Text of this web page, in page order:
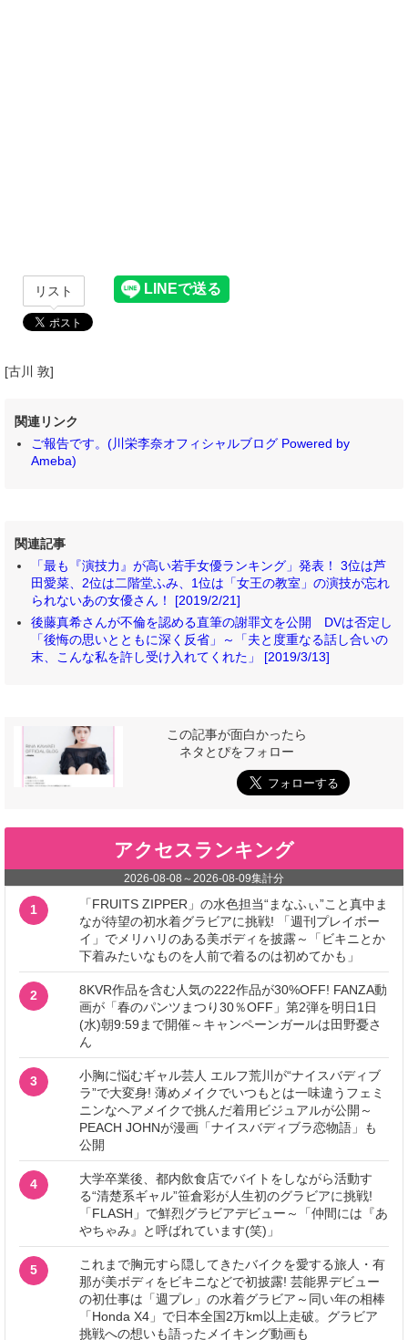
リスト
[古川 敦]
関連リンク
ご報告です。(川栄李奈オフィシャルブログ Powered by
Ameba)
関連記事
「最も『演技力』が高い若手女優ランキング」発表！ 3位は芦
田愛菜、2位は二階堂ふみ、1位は「女王の教室」の演技が忘れ
られないあの女優さん！ [2019/2/21]
後藤真希さんが不倫を認める直筆の謝罪文を公開 DVは否定し
「後悔の思いとともに深く反省」～「夫と度重なる話し合いの
末、こんな私を許し受け入れてくれた」 [2019/3/13]
この記事が面白かったら
ネタとぴをフォロー
アクセスランキング
2026-08-08 ～2026-08-09集計分
1
「FRUITS ZIPPER」の水色担当“まなふぃ”こと真中ま
なが待望の初水着グラビアに挑戦! 「週刊プレイボー
イ」でメリハリのある美ボディを披露～「ビキニとか
下着みたいなものを人前で着るのは初めてかも」
2
8KVR作品を含む人気の222作品が30%OFF! FANZA動
画が「春のパンツまつり30％OFF」第2弾を明日1日
(水)朝9:59まで開催～キャンペーンガールは田野憂さ
ん
3
小胸に悩むギャル芸人 エルフ荒川が“ナイスバディブ
ラ”で大変身! 薄めメイクでいつもとは一味違うフェミ
ニンなヘアメイクで挑んだ着用ビジュアルが公開～
PEACH JOHNが漫画「ナイスバディブラ恋物語」も
公開
4
大学卒業後、都内飲食店でバイトをしながら活動す
る“清楚系ギャル”笹倉彩が人生初のグラビアに挑戦!
「FLASH」で鮮烈グラビアデビュー～「仲間には『あ
やちゃみ』と呼ばれています(笑)」
5
これまで胸元すら隠してきたバイクを愛する旅人・有
那が美ボディをビキニなどで初披露! 芸能界デビュー
の初仕事は「週プレ」の水着グラビア～同い年の相棒
「Honda X4」で日本全国2万km以上走破。グラビア
挑戦への想いも語ったメイキング動画も